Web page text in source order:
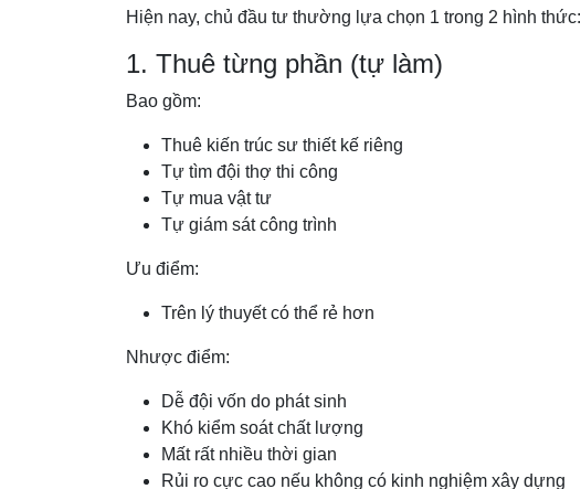
Hiện nay, chủ đầu tư thường lựa chọn 1 trong 2 hình thức:
1. Thuê từng phần (tự làm)
Bao gồm:
Thuê kiến trúc sư thiết kế riêng
Tự tìm đội thợ thi công
Tự mua vật tư
Tự giám sát công trình
Ưu điểm:
Trên lý thuyết có thể rẻ hơn
Nhược điểm:
Dễ đội vốn do phát sinh
Khó kiểm soát chất lượng
Mất rất nhiều thời gian
Rủi ro cực cao nếu không có kinh nghiệm xây dựng